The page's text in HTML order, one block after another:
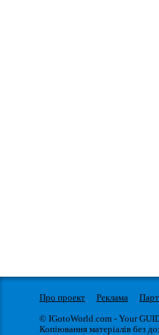
Про проект Реклама
© IGotoWorld.com - Your
Копіювання матеріалів без